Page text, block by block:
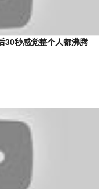
30秒感觉整个人都沸腾